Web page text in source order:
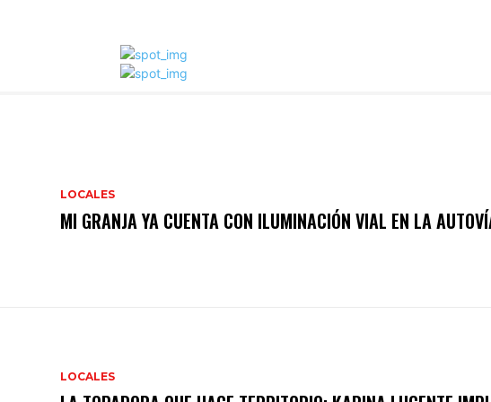
LOCALES
MI GRANJA YA CUENTA CON ILUMINACIÓN VIAL EN LA
LOCALES